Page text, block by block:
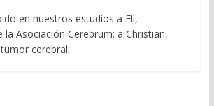
en nuestros estudios a Eli,
la Asociación Cerebrum; a Christian,
cerebral;